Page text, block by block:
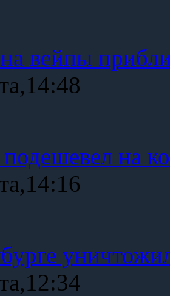
вейпы
на